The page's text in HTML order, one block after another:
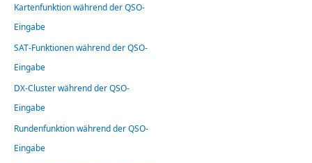
Kartenfunktion während der QSO-
Eingabe
SAT-Funktionen während der QSO-
Eingabe
DX-Cluster während der QSO-
Eingabe
Rundenfunktion während der QSO-
Eingabe